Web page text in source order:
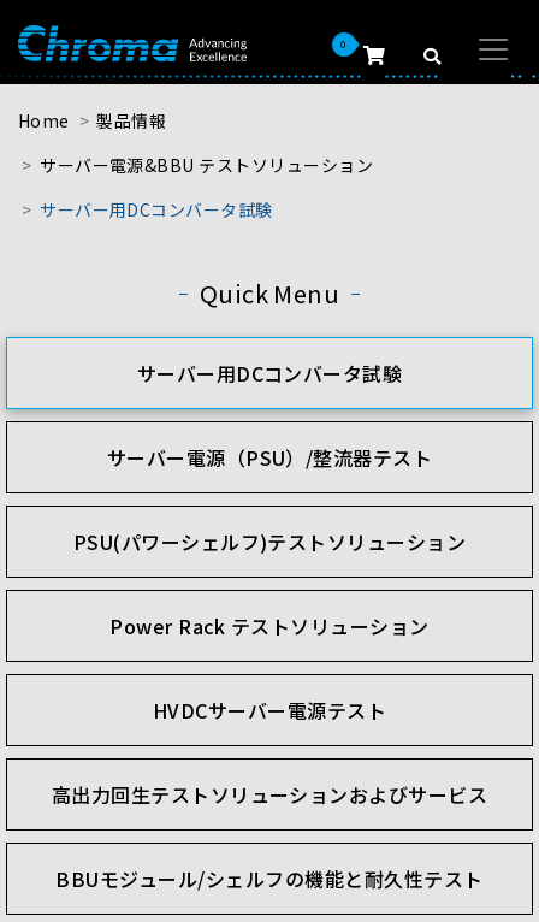
0
Home
製品情報
サーバー電源&BBU テストソリューション
サーバー用DCコンバータ試験
Quick Menu
サーバー用DCコンバータ試験
サーバー電源（PSU）/整流器テスト
PSU(パワーシェルフ)テストソリューション
Power Rack テストソリューション
HVDCサーバー電源テスト
高出力回生テストソリューションおよびサービス
BBUモジュール/シェルフの機能と耐久性テスト